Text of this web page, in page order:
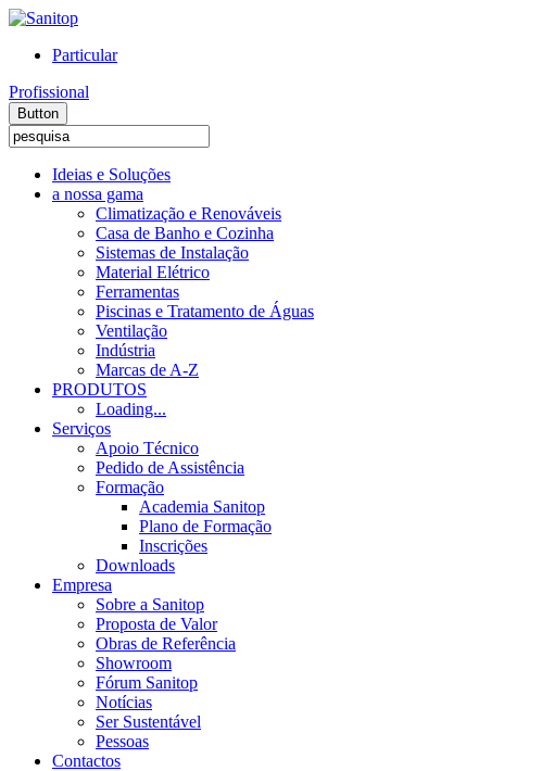
Particular
Profissional
Button
Ideias e Soluções
a nossa gama
Climatização e Renováveis
Casa de Banho e Cozinha
Sistemas de Instalação
Material Elétrico
Ferramentas
Piscinas e Tratamento de Águas
Ventilação
Indústria
Marcas de A-Z
PRODUTOS
Loading...
Serviços
Apoio Técnico
Pedido de Assistência
Formação
Academia Sanitop
Plano de Formação
Inscrições
Downloads
Empresa
Sobre a Sanitop
Proposta de Valor
Obras de Referência
Showroom
Fórum Sanitop
Notícias
Ser Sustentável
Pessoas
Contactos